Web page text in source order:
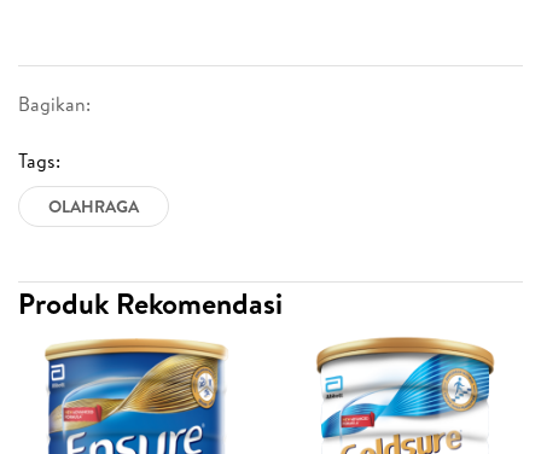
Bagikan:
Tags:
OLAHRAGA
Produk Rekomendasi